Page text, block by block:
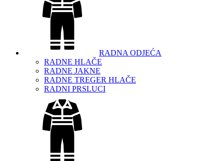
RADNA ODJEĆA
RADNE HLAČE
RADNE JAKNE
RADNE TREGER HLAČE
RADNI PRSLUCI